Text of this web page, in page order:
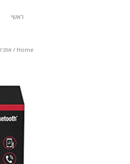
ראשי
Home
/